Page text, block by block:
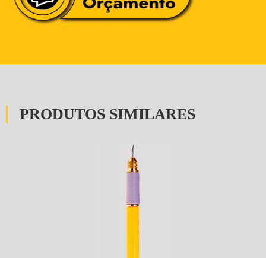
PRODUTOS SIMILARES